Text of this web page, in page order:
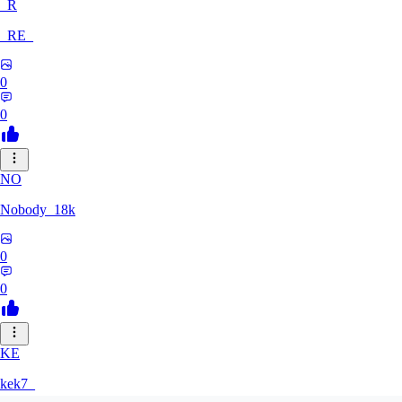
_R
_RE_
0
0
NO
Nobody_18k
0
0
KE
kek7_